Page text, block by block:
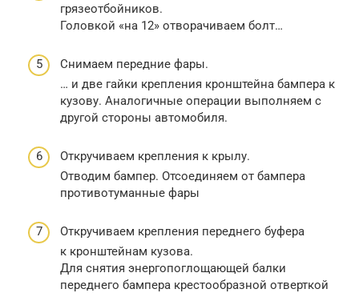
грязеотбойников.
Головкой «на 12» отворачиваем болт…
Снимаем передние фары.
… и две гайки крепления кронштейна бампера к
кузову. Аналогичные операции выполняем с
другой стороны автомобиля.
Откручиваем крепления к крылу.
Отводим бампер. Отсоединяем от бампера
противотуманные фары
Откручиваем крепления переднего буфера
к кронштейнам кузова.
Для снятия энергопоглощающей балки
переднего бампера крестообразной отверткой